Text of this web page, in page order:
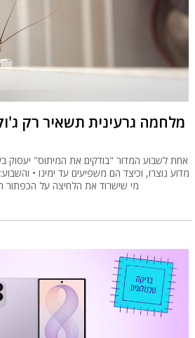
מלחמה גרעינית תשאיר רק
אחת לשבוע המדור "בודקים את המיתוס" יעסוק
מדוע נוצרו, וכיצד הם משפיעים עד ימינו •
מי שישרוד את הלחיצה על הכפתור